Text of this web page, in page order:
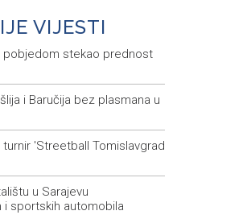
VIJESTI
pobjedom stekao prednost
i Baručija bez plasmana u
'Streetball Tomislavgrad
u Sarajevu
i sportskih automobila